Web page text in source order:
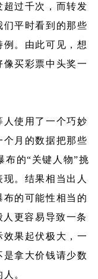
过千次，而转发
们平时看到的那些
。由此可见，想
买彩票中头奖一
使用了一个巧妙
个月的数据把那些
布的“关键人物”挑
。结果相当出人
的可能性相当的
更容易导致一条
果起伏极大，一
拿大价钱请少数
。